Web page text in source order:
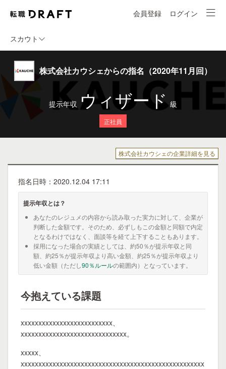
会員登録 ログイン
スカウト
株式会社カウシェからの指名（2020年11月回）
提示年収 ウィザード 級
正社員
株式会社カウシェの企業詳細を見る
指名日時：2020.12.04 17:11
提示年収とは？
あなたのレジュメの内容から読み取った実力に対して、企業が
判断した金額です。そのため、必ずしもこの金額と同額で内定
となるわけではなく、面談等を経て上下することもあります。
採用になった場合の実績としては、約50％が提示年収と同
額、約25％が提示年収より高い金額、約25％が提示年収より
低い金額（ただし90％ルールの範囲内）となっています。
今抱えている課題
xxxxxxxxxxxxxxxxxxxxxxxxxx、
xxxxxxxxxxxxxxxxxxxxxxxxxxxxxx。
xxxxx、
xxxxxxxxxxxxxxxxxxxxxxxxxxxxxxxxxxxxxxxxxxxxxxxxxxxx